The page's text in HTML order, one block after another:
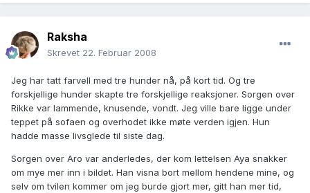
Raksha
Skrevet 22. Februar 2008
Jeg har tatt farvell med tre hunder nå, på kort tid. Og tre
forskjellige hunder skapte tre forskjellige reaksjoner. Sorgen over
Rikke var lammende, knusende, vondt. Jeg ville bare ligge under
teppet på sofaen og overhodet ikke møte verden igjen. Hun
hadde masse livsglede til siste dag.
Sorgen over Aro var anderledes, der kom lettelsen Aya snakker
om mye mer inn i bildet. Han visna bort mellom hendene mine, og
selv om tvilen kommer om jeg burde gjort mer, gitt han mer tid,